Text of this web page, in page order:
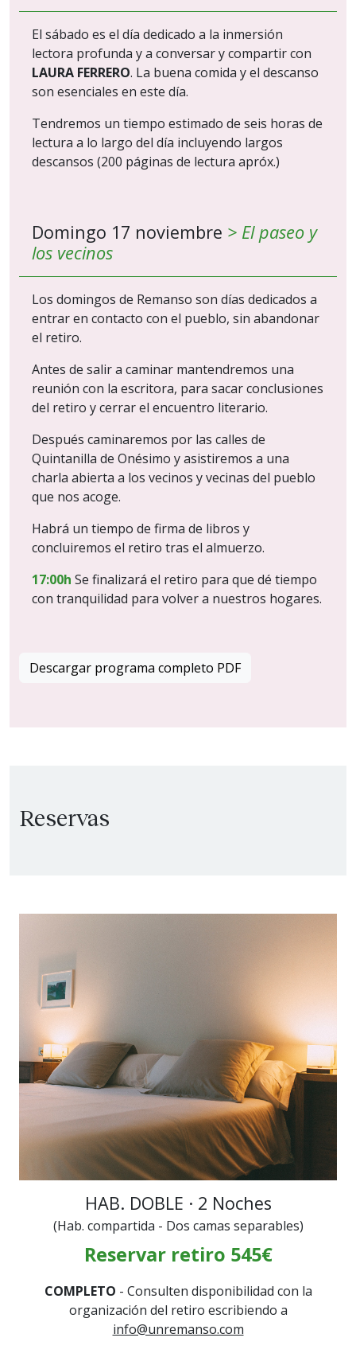
El sábado es el día dedicado a la inmersión
lectora profunda y a conversar y compartir con
LAURA FERRERO. La buena comida y el descanso
son esenciales en este día.
Tendremos un tiempo estimado de seis horas de
lectura a lo largo del día incluyendo largos
descansos (200 páginas de lectura apróx.)
Domingo 17 noviembre > El paseo y
los vecinos
Los domingos de Remanso son días dedicados a
entrar en contacto con el pueblo, sin abandonar
el retiro.
Antes de salir a caminar mantendremos una
reunión con la escritora, para sacar conclusiones
del retiro y cerrar el encuentro literario.
Después caminaremos por las calles de
Quintanilla de Onésimo y asistiremos a una
charla abierta a los vecinos y vecinas del pueblo
que nos acoge.
Habrá un tiempo de firma de libros y
concluiremos el retiro tras el almuerzo.
17:00h Se finalizará el retiro para que dé tiempo
con tranquilidad para volver a nuestros hogares.
Descargar programa completo PDF
Reservas
HAB. DOBLE · 2 Noches
(Hab. compartida - Dos camas separables)
Reservar retiro 545€
COMPLETO - Consulten disponibilidad con la
organización del retiro escribiendo a
info@unremanso.com